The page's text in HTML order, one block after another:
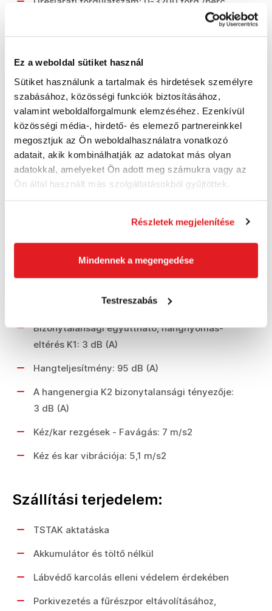
Ez a weboldal sütiket használ
Sütiket használunk a tartalmak és hirdetések személyre
szabásához, közösségi funkciók biztosításához,
valamint weboldalforgalmunk elemzéséhez. Ezenkívül
közösségi média-, hirdető- és elemező partnereinkkel
megosztjuk az Ön weboldalhasználatra vonatkozó
adatait, akik kombinálhatják az adatokat más olyan
adatokkal, amelyeket Ön adott meg számukra vagy az
Ön által használt más szolgáltatásokból gyűjtöttek.
Részletek megjelenítése
Mindennek a megengedése
Testreszabás
Maximális vágási kapacitás (acél): 10 mm
Súly: 2,1 kg
Triaxiális vibrációs intenzitás (fa
fűrészelése): 7 m / s2
Bizonytalansági tényező, rezgési eltérés: K1
Triaxiális vibrációs intenzitás (acél): 5,1 m /
s2
Bizonytalansági tényező, rezgéseltérés: K2
1,5 m / s2
Hangnyomás: 84 dB (A)
Bizonytalansági együttható, hangnyomás-
eltérés K1: 3 dB (A)
Hangteljesítmény: 95 dB (A)
A hangenergia K2 bizonytalansági tényezője:
3 dB (A)
Kéz/kar rezgések - Favágás: 7 m/s2
Kéz és kar vibrációja: 5,1 m/s2
Szállítási terjedelem:
TSTAK aktatáska
Akkumulátor és töltő nélkül
Lábvédő karcolás elleni védelem érdekében
Porkivezetés a fűrészpor eltávolításához,